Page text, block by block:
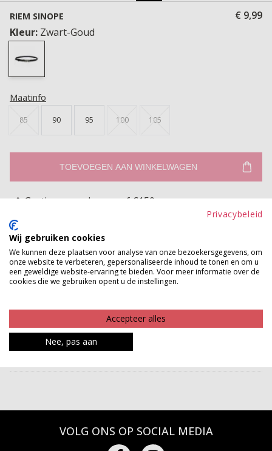
RIEM SINOPE
€ 9,99
Kleur: Zwart-Goud
Maatinfo
85 90 95 100 105
TOEVOEGEN AAN WINKELWAGEN
Gratis verzenden vanaf €150,-
Bekijk voorraad winkel
LOVE! Hoe leuk is deze riem?! Met deze leukerd maak je
model en een gesp voor.
Product kenmerken
VOLG ONS OP SOCIAL MEDIA
Privacybeleid
Wij gebruiken cookies
We kunnen deze plaatsen voor analyse van onze bezoekersgegevens, om
onze website te verbeteren, gepersonaliseerde inhoud te tonen en om u
een geweldige website-ervaring te bieden. Voor meer informatie over de
cookies die we gebruiken opent u de instellingen.
Accepteer alles
Nee, pas aan